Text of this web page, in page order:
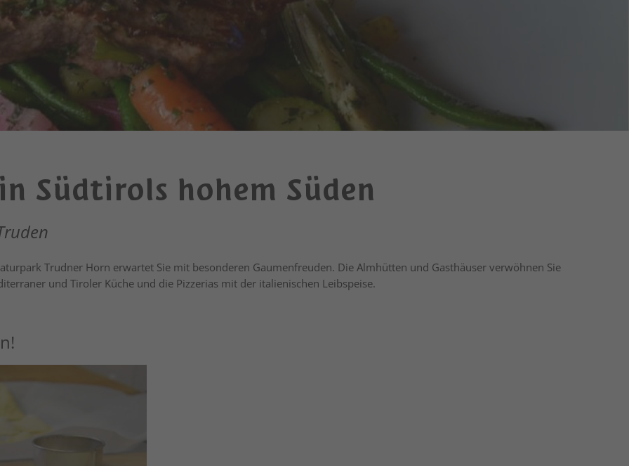
Südtirols hohem Süden
Trudner Horn erwartet Sie mit besonderen Gaumenfreuden. Die Almhütten und Gasthäuser verwöhnen Sie
und Tiroler Küche und die Pizzerias mit der italienischen Leibspeise.